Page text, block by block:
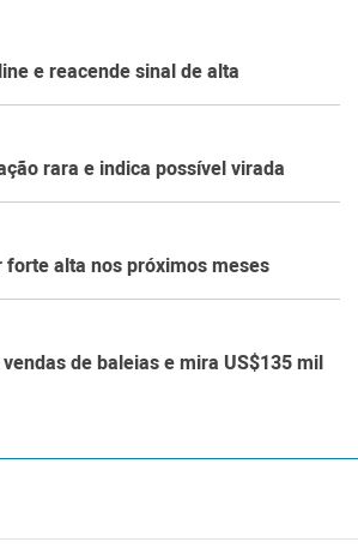
e reacende sinal de alta
rara e indica possível virada
forte alta nos próximos meses
de baleias e mira US$135 mil